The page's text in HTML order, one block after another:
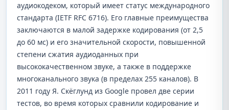
аудиокодеком, который имеет статус международного
стандарта (IETF RFC 6716). Его главные преимущества
заключаются в малой задержке кодирования (от 2,5
до 60 мс) и его значительной скорости, повышенной
степени сжатия аудиоданных при
высококачественном звуке, а также в поддержке
многоканального звука (в пределах 255 каналов). В
2011 году Я. Скёглунд из Google провел две серии
тестов, во время которых сравнили кодирование и